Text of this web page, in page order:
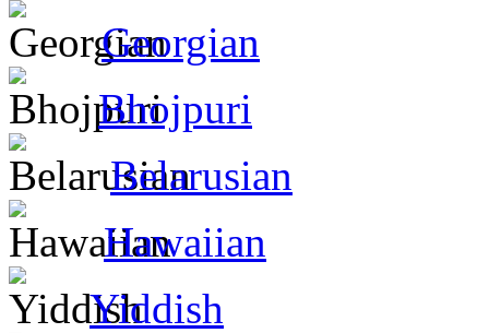
Georgian
Bhojpuri
Belarusian
Hawaiian
Yiddish